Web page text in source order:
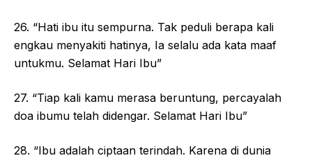
26. “Hati ibu itu sempurna. Tak peduli berapa kali
engkau menyakiti hatinya, Ia selalu ada kata maaf
untukmu. Selamat Hari Ibu”
27. “Tiap kali kamu merasa beruntung, percayalah
doa ibumu telah didengar. Selamat Hari Ibu”
28. “Ibu adalah ciptaan terindah. Karena di dunia